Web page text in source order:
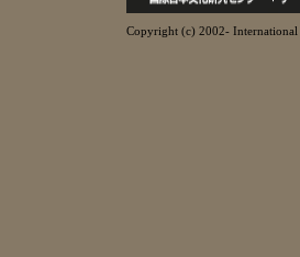
Copyright (c) 2002- International